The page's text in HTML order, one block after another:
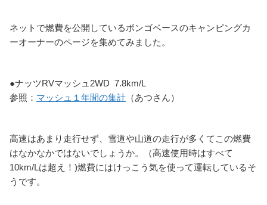
ネットで燃費を公開しているボンゴベースのキャンピングカ
ーオーナーのページを集めてみました。
●ナッツRVマッシュ2WD 7.8km/L
参照： マッシュ１年間の集計 （あつさん）
高速はあまり走行せず、雪道や山道の走行が多くてこの燃費
はなかなかではないでしょうか。（高速使用時はすべて
10km/Lは超え！)燃費にはけっこう気を使って運転しているそ
うです。